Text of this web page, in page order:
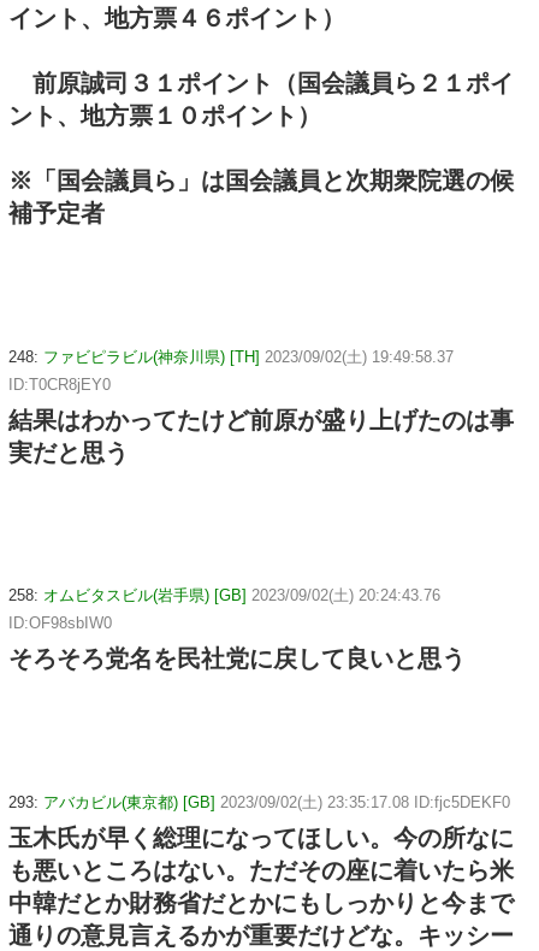
イント、地方票４６ポイント）
前原誠司３１ポイント（国会議員ら２１ポイ
ント、地方票１０ポイント）
※「国会議員ら」は国会議員と次期衆院選の候
補予定者
248: ファビピラビル(神奈川県) [TH] 2023/09/02(土) 19:49:58.37
ID:T0CR8jEY0
結果はわかってたけど前原が盛り上げたのは事
実だと思う
258: オムビタスビル(岩手県) [GB] 2023/09/02(土) 20:24:43.76
ID:OF98sbIW0
そろそろ党名を民社党に戻して良いと思う
293: アバカビル(東京都) [GB] 2023/09/02(土) 23:35:17.08 ID:fjc5DEKF0
玉木氏が早く総理になってほしい。今の所なに
も悪いところはない。ただその座に着いたら米
中韓だとか財務省だとかにもしっかりと今まで
通りの意見言えるかが重要だけどな。キッシー